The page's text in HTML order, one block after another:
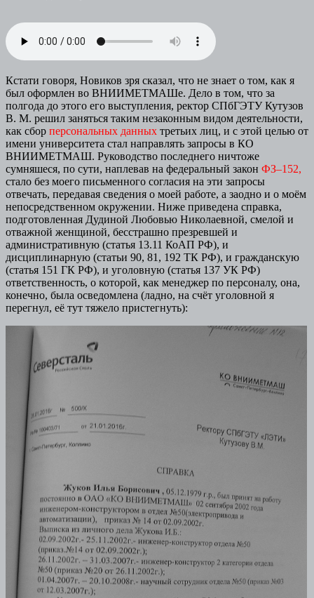
Кстати говоря, Новиков зря сказал, что не знает о том, как я
был оформлен во ВНИИМЕТМАШе. Дело в том, что за
полгода до этого его выступления, ректор СПбГЭТУ Кутузов
В. М. решил заняться таким незаконным видом деятельности,
как сбор персональных данных третьих лиц, и с этой целью от
имени университета стал направлять запросы в КО
ВНИИМЕТМАШ. Руководство последнего ничтоже
сумняшеся, по сути, наплевав на федеральный закон ФЗ–152,
стало без моего письменного согласия на эти запросы
отвечать, передавая сведения о моей работе, а заодно и о моём
непосредственном окружении. Ниже приведена справка,
подготовленная Дудиной Любовью Николаевной, смелой и
отважной женщиной, бесстрашно презревшей и
административную (статья 13.11 КоАП РФ), и
дисциплинарную (статьи 90, 81, 192 ТК РФ), и гражданскую
(статья 151 ГК РФ), и уголовную (статья 137 УК РФ)
ответственность, о которой, как менеджер по персоналу, она,
конечно, была осведомлена (ладно, на счёт уголовной я
перегнул, её тут тяжело пристегнуть):